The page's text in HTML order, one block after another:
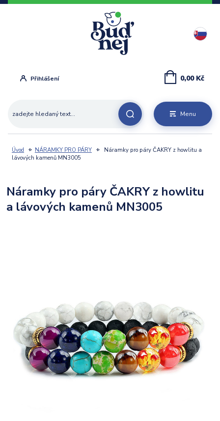
Menu
Přihlášení 0,00 Kč
Úvod NÁRAMKY PRO PÁRY
Náramky pro páry ČAKRY z howlitu a
lávových kamenů MN3005
Náramky pro páry ČAKRY z howlitu
a lávových kamenů MN3005